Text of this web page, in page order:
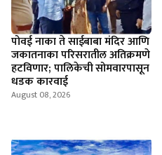
पोवई नाका ते साईबाबा मंदिर आणि
जकातनाका परिसरातील अतिक्रमणे
हटविणार; पालिकेची सोमवारपासून
धडक कारवाई
August 08, 2026